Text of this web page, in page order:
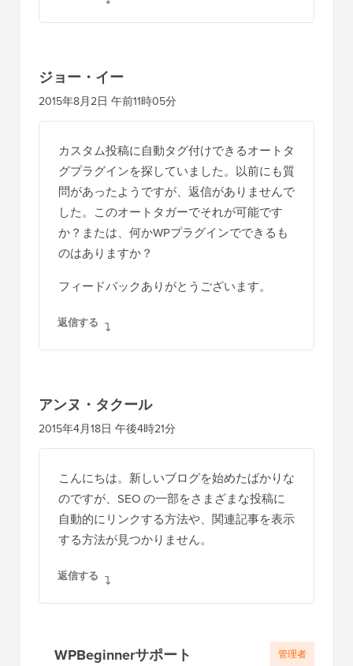
ジョー・イー
2015年8月2日 午前11時05分
カスタム投稿に自動タグ付けできるオートタ
グプラグインを探していました。以前にも質
問があったようですが、返信がありませんで
した。このオートタガーでそれが可能です
か？または、何かWPプラグインでできるも
のはありますか？
フィードバックありがとうございます。
返信する
アンヌ・タクール
2015年4月18日 午後4時21分
こんにちは。新しいブログを始めたばかりな
のですが、SEO の一部をさまざまな投稿に
自動的にリンクする方法や、関連記事を表示
する方法が見つかりません。
返信する
WPBeginnerサポート 管理者